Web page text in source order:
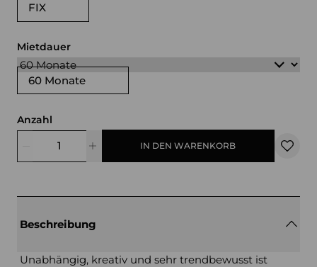
FIX
60 Monate
Mietdauer
Anzahl
IN DEN WARENKORB
Beschreibung
Unabhängig, kreativ und sehr trendbewusst ist